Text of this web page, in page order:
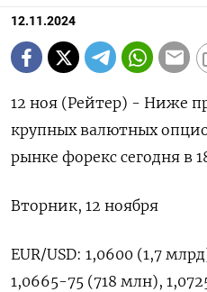
12.11.2024
12 ноя (Рейтер) - Ниже
крупных валютных
рынке форекс сегодня в
Вторник, 12 ноября
EUR/USD: 1,0600 (1,7
1,0665-75 (718 млн),